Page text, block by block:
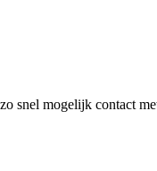
snel mogelijk contact